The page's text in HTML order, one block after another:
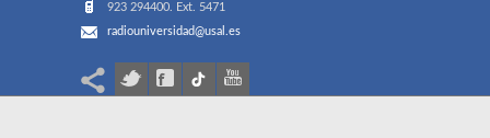
923 294400. Ext. 5471
radiouniversidad@usal.es